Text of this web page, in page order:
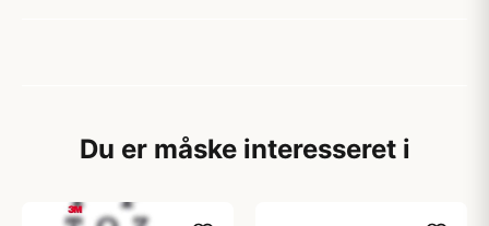
Du er måske interesseret i